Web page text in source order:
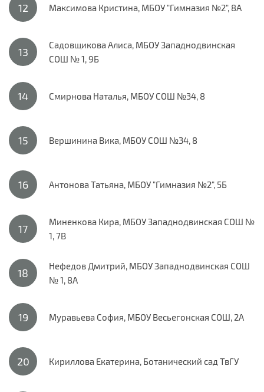
Максимова Кристина, МБОУ "Гимназия №2", 8А
Садовщикова Алиса, МБОУ Западнодвинская
СОШ № 1, 9Б
Смирнова Наталья, МБОУ СОШ №34, 8
Вершинина Вика, МБОУ СОШ №34, 8
Антонова Татьяна, МБОУ "Гимназия №2", 5Б
Миненкова Кира, МБОУ Западнодвинская СОШ №
1, 7В
Нефедов Дмитрий, МБОУ Западнодвинская СОШ
№ 1, 8А
Муравьева София, МБОУ Весьегонская СОШ, 2А
Кириллова Екатерина, Ботанический сад ТвГУ